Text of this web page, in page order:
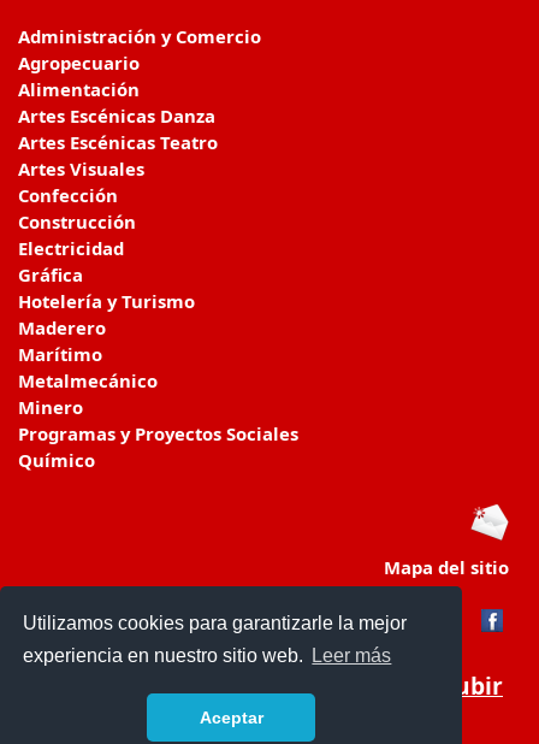
Utilizamos cookies para garantizarle la mejor
experiencia en nuestro sitio web.
Leer más
Aceptar
Administración y Comercio
Agropecuario
Alimentación
Artes Escénicas Danza
Artes Escénicas Teatro
Artes Visuales
Confección
Construcción
Electricidad
Gráfica
Hotelería y Turismo
Maderero
Marítimo
Metalmecánico
Minero
Programas y Proyectos Sociales
Químico
Mapa del sitio
Subir